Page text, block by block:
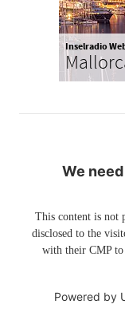
Inselradio
We
This content is not
disclosed to the
with their CMP to
Powered by